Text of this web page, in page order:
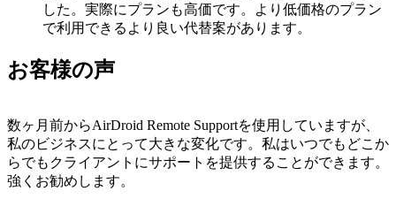
した。実際にプランも高価です。より低価格のプラン
で利用できるより良い代替案があります。
お客様の声
数ヶ月前からAirDroid Remote Supportを使用していますが、
私のビジネスにとって大きな変化です。私はいつでもどこか
らでもクライアントにサポートを提供することができます。
強くお勧めします。